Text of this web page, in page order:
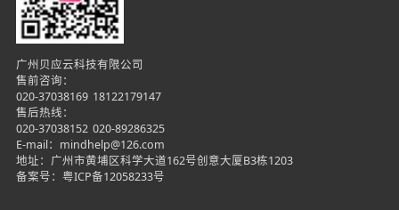
广州贝应云科技有限公司
售前咨询：
020-37038169 18122179147
售后热线：
020-37038152 020-89286325
E-mail：mindhelp@126.com
地址：广州市黄埔区科学大道162号创意大厦B3栋1203
备案号： 粤ICP备12058233号